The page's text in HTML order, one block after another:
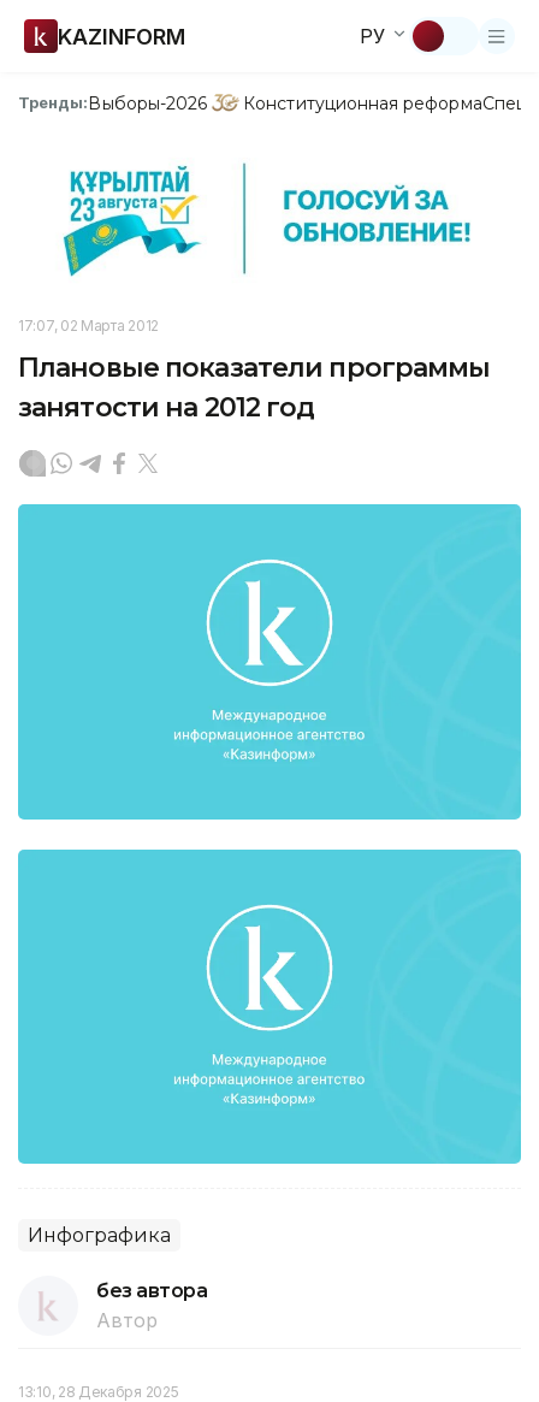
KAZINFORM РУ
Тренды:Выборы-2026 Конституционная реформа
17:07, 02 Марта 2012
Плановые показатели программы
занятости на 2012 год
Инфографика
без автора
Автор
13:10, 28 Декабря 2025